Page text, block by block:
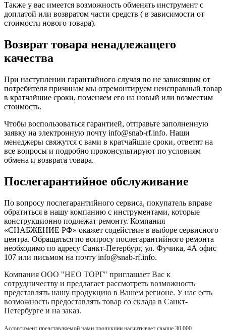
Также у вас имеется возможность обменять инструмент с
доплатой или возвратом части средств ( в зависимости от
стоимости нового товара).
Возврат товара ненадлежащего
качества
При наступлении гарантийного случая по не зависящим от
потребителя причинам мы отремонтируем неисправный товар
в кратчайшие сроки, поменяем его на новый или возместим
стоимость.
Чтобы воспользоваться гарантией, отправьте заполненную
заявку на электронную почту info@snab-rf.info. Наши
менеджеры свяжутся с вами в кратчайшие сроки, ответят на
все вопросы и подробно проконсультируют по условиям
обмена и возврата товара.
Послегарантийное обслуживание
По вопросу послегарантийного сервиса, покупатель вправе
обратиться в нашу компанию с инструментами, которые
конструкционно подлежат ремонту. Компания
«СНАБЖЕНИЕ РФ» окажет содействие в выборе сервисного
центра. Обращаться по вопросу послегарантийного ремонта
необходимо по адресу Санкт-Петербург, ул. Фучика, 4А офис
107 или письмом на почту info@snab-rf.info.
Компания ООО "НЕО ТОРГ" приглашает Вас к
сотрудничеству и предлагает рассмотреть возможность
представлять нашу продукцию в Вашем регионе. У нас есть
возможность предоставлять товар со склада в Санкт-
Петербурге и на заказ.
Ассортимент представляемой нами продукции насчитывает свыше 30 000